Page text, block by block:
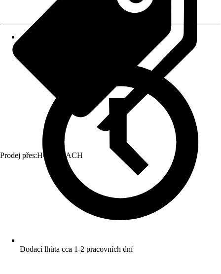
Prodej přes:HORNBACH
Dodací lhůta cca 1-2 pracovních dní